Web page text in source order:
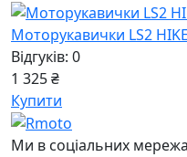
Моторукавички LS2
Відгуків: 0
1 325 ₴
Купити
Ми в соціальних